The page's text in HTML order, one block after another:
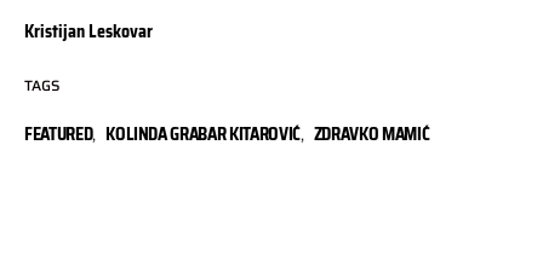
Kristijan Leskovar
TAGS
FEATURED, KOLINDA GRABAR KITAROVIĆ, ZDRAVKO MAMIĆ